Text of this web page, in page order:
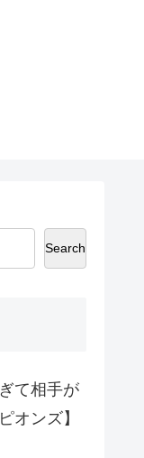
Search
て相手が
オンズ】